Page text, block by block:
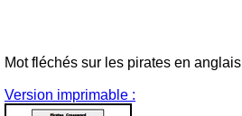
Mot fléchés sur les pirates en anglais
Version imprimable :